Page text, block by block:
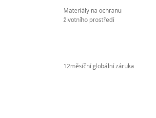
Materiály na ochranu
životního prostředí
12měsíční globální záruka